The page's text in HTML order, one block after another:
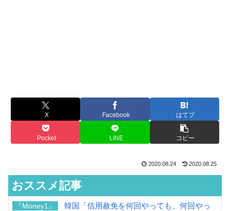
X Facebook はてブ
Pocket LINE コピー
2020.08.24 2020.08.25
おススメ記事
『Money1』
韓国「信用赦免を何回やっても、何回やっ